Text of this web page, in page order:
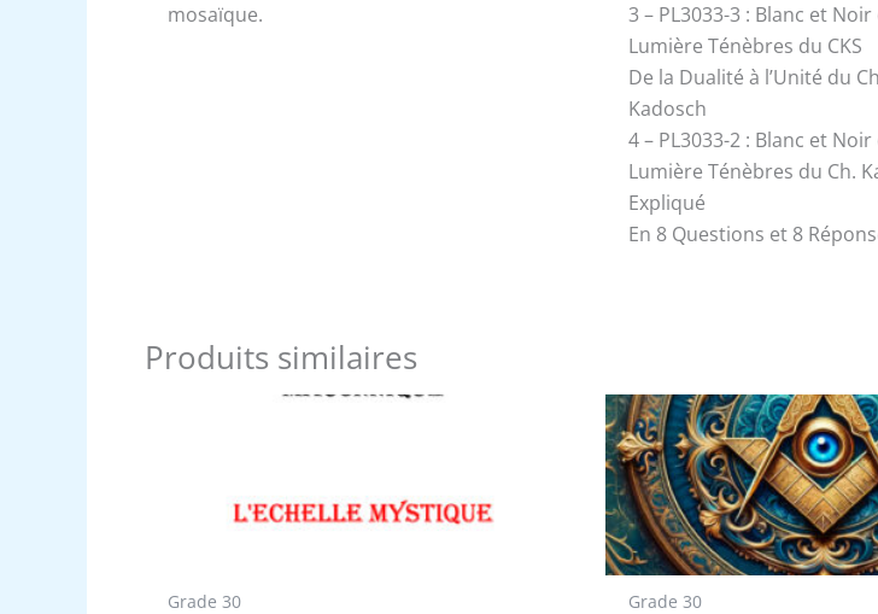
mosaïque.
3 – PL3033-3 : Blanc et
Lumière Ténèbres du CKS
De la Dualité à l’Unité du
Kadosch
4 – PL3033-2 : Blanc et
Lumière Ténèbres du Ch.
Expliqué
En 8 Questions et 8
Produits similaires
Grade 30 Grade 30